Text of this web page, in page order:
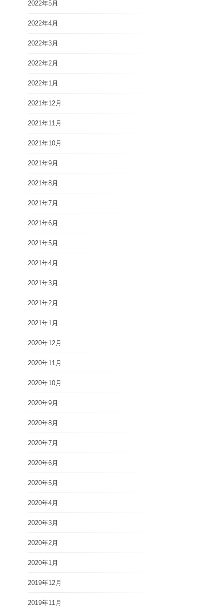
2022年5月
2022年4月
2022年3月
2022年2月
2022年1月
2021年12月
2021年11月
2021年10月
2021年9月
2021年8月
2021年7月
2021年6月
2021年5月
2021年4月
2021年3月
2021年2月
2021年1月
2020年12月
2020年11月
2020年10月
2020年9月
2020年8月
2020年7月
2020年6月
2020年5月
2020年4月
2020年3月
2020年2月
2020年1月
2019年12月
2019年11月